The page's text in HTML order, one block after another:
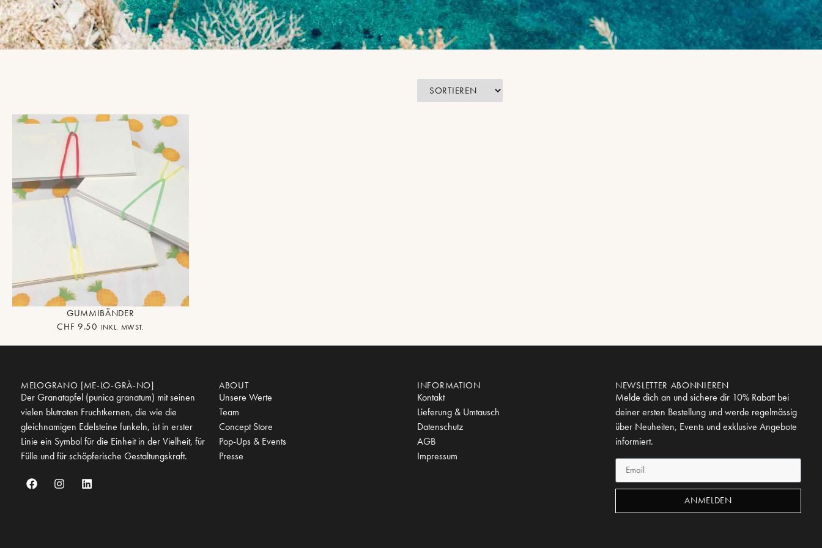
GUMMIBÄNDER
CHF 9.50 INKL. MWST.
MELOGRANO [ME-LO-GRÀ-NO]
Der Granatapfel (punica granatum) mit seinen
vielen blutroten Fruchtkernen, die wie die
gleichnamigen Edelsteine funkeln, ist in erster
Linie ein Symbol für die Einheit in der Vielheit, für
Fülle und für schöpferische Gestaltungskraft.
ABOUT
Unsere Werte
Team
Concept Store
Pop-Ups & Events
Presse
INFORMATION
Kontakt
Lieferung & Umtausch
Datenschutz
AGB
Impressum
NEWSLETTER ABONNIEREN
Melde dich an und sichere dir 10% Rabatt bei
deiner ersten Bestellung und werde regelmässig
über Neuheiten, Events und exklusive Angebote
informiert.
ANMELDEN